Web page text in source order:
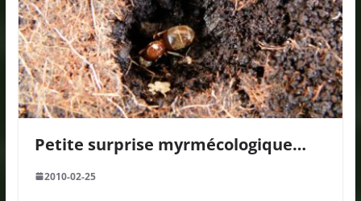
Petite surprise myrmécologique…
2010-02-25